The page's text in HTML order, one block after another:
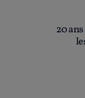
20